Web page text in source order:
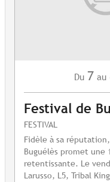
Du 7 au
Festival de
FESTIVAL
Fidèle à sa
Buguélès promet une
retentissante. Le
Larusso, L5, Tribal